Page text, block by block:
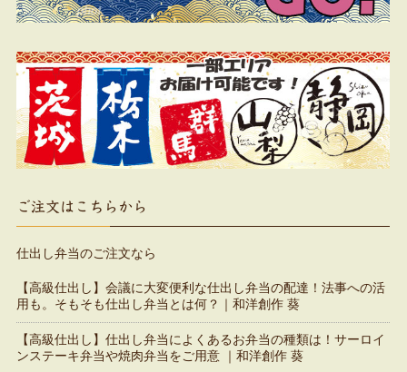
ご注文はこちらから
仕出し弁当のご注文なら
【高級仕出し】会議に大変便利な仕出し弁当の配達！法事への活
用も。そもそも仕出し弁当とは何？｜和洋創作 葵
【高級仕出し】仕出し弁当によくあるお弁当の種類は！サーロイ
ンステーキ弁当や焼肉弁当をご用意 ｜和洋創作 葵